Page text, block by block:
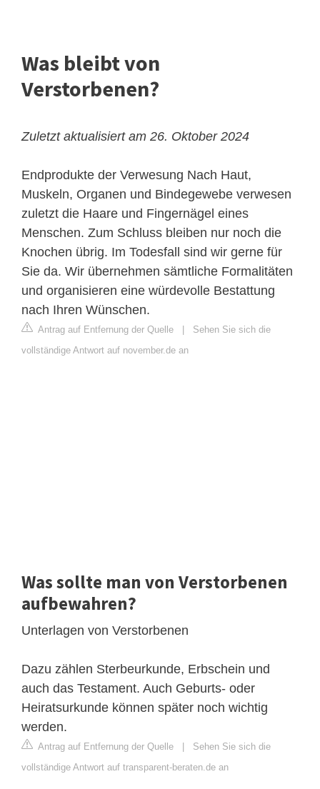
Was bleibt von
Verstorbenen?
Zuletzt aktualisiert am 26. Oktober 2024
Endprodukte der Verwesung Nach Haut,
Muskeln, Organen und Bindegewebe verwesen
zuletzt die Haare und Fingernägel eines
Menschen. Zum Schluss bleiben nur noch die
Knochen übrig. Im Todesfall sind wir gerne für
Sie da. Wir übernehmen sämtliche Formalitäten
und organisieren eine würdevolle Bestattung
nach Ihren Wünschen.
Antrag auf Entfernung der Quelle
Sehen Sie sich die
vollständige Antwort auf november.de an
Was sollte man von Verstorbenen
aufbewahren?
Unterlagen von Verstorbenen
Dazu zählen Sterbeurkunde, Erbschein und
auch das Testament. Auch Geburts- oder
Heiratsurkunde können später noch wichtig
werden.
Antrag auf Entfernung der Quelle
Sehen Sie sich die
vollständige Antwort auf transparent-beraten.de an